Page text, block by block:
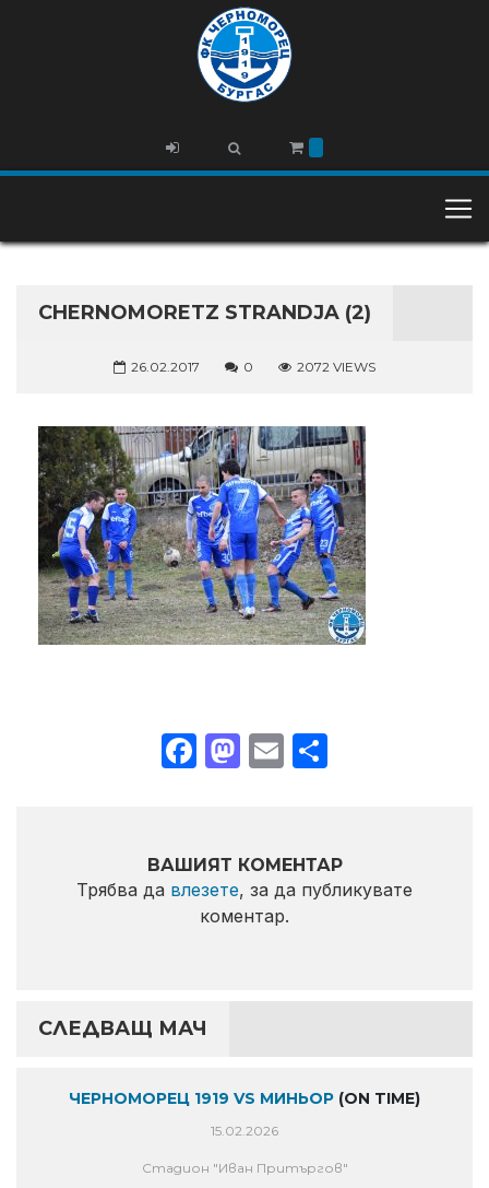
CHERNOMORETZ STRANDJA (2)
26.02.2017 0 2072 VIEWS
Facebook
Mastodon
Email
ВАШИЯТ КОМЕНТАР
Трябва да влезете, за да публикувате
коментар.
СЛЕДВАЩ МАЧ
ЧЕРНОМОРЕЦ 1919 VS МИНЬОР (ON TIME)
15.02.2026
Стадион "Иван Притъргов"